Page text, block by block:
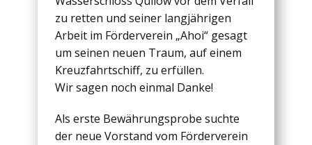
zu retten und seiner langjährigen
Arbeit im Förderverein „Ahoi“ gesagt
um seinen neuen Traum, auf einem
Kreuzfahrtschiff, zu erfüllen.
Wir sagen noch einmal Danke!
Als erste Bewährungsprobe suchte
der neue Vorstand vom Förderverein